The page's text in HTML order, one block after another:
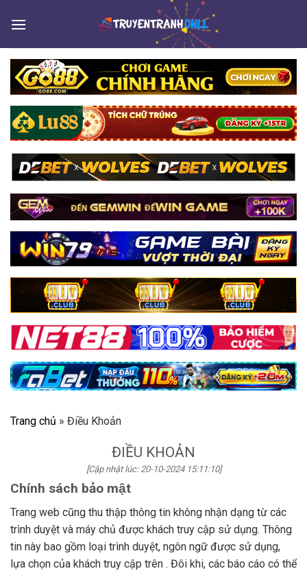
Trang chủ » Điều Khoản
ĐIỀU KHOẢN
[Cập nhật lúc: 20-10-2024 15:11:10]
Chính sách bảo mật
Trang web cũng thu thập thông tin không nhận dạng từ các
trình duyệt và máy chủ được khách truy cập sử dụng. Thông
tin này bao gồm loại trình duyệt, ngôn ngữ được sử dụng,
lựa chọn của khách truy cập trên . Đôi khi, các báo cáo có thể